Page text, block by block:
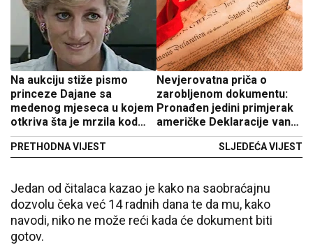
Na aukciju stiže pismo
princeze Dajane sa
medenog mjeseca u kojem
otkriva šta je mrzila kod
kraljevskog života
PRETHODNA VIJEST
Nevjerovatna priča o
zarobljenom dokumentu:
Pronađen jedini primjerak
američke Deklaracije van
SAD
SLJEDEĆA VIJEST
Jedan od čitalaca kazao je kako na saobraćajnu
dozvolu čeka već 14 radnih dana te da mu, kako
navodi, niko ne može reći kada će dokument biti
gotov.